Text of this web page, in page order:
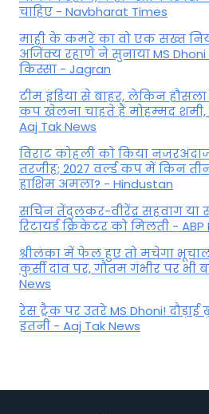
चाहिए - Navbharat Times
माही के कमरे का वो एक सख्त
अजिंक्‍य रहाणे ने सुनाया MS
किस्सा - Jagran
टीम इंडिया से बाहर, लेकिन हौसला
कप खेलना चाहते हैं मोहम्मद शमी,
Aaj Tak News
विराट कोहली को किया
तरजीह; 2027 वर्ल्ड कप में किन
हाशिम अमला? - Hindustan
सचिन तेंदुलकर-वीरेंद्र सहवाग या
रिटायर्ड क्रिकेटर को मिलती - ABP
श्रीलंका में फेल हुए तो मचेगा
कुर्सी दांव पर, गौतम गंभीर पर भी
News
रेस ट्रैक पर उतरे MS Dhoni!
इतनी - Aaj Tak News